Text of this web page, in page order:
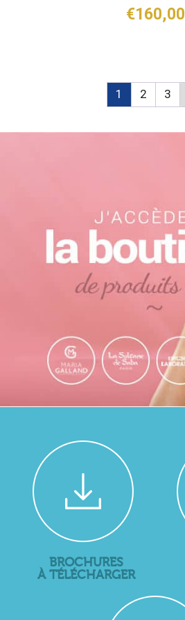
€160,00
1 2 3
BROCHURES
À TÉLÉCHARGER